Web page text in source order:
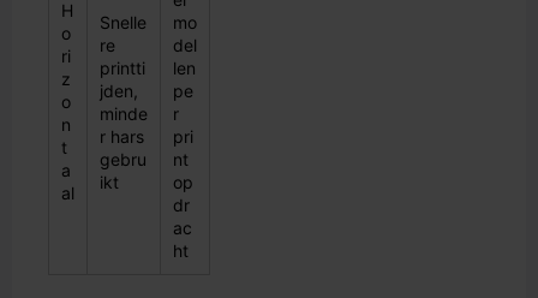
H
o
ri
z
o
n
t
a
al
Snelle
re
printti
jden,
minde
r hars
gebru
ikt
mo
del
len
pe
r
pri
nt
op
dr
ac
ht